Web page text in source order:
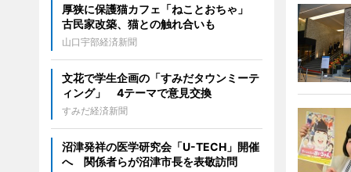
厚狭に保護猫カフェ「ねことおちゃ」
古民家改築、猫との触れ合いも
山口宇部経済新聞
文花で学生企画の「すみだタウンミーテ
ィング」 4テーマで意見交換
すみだ経済新聞
沼津発祥の医学研究会「U-TECH」開催
へ 関係者らが沼津市長を表敬訪問